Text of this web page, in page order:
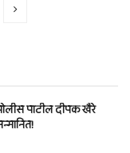
पाटील दीपक खैरे